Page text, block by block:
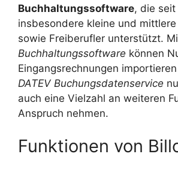
Buchhaltungssoftware, die
insbesondere kleine und
sowie Freiberufler unterstützt.
Buchhaltungssoftware können
Eingangsrechnungen
DATEV Buchungsdatenservice
auch eine Vielzahl an weiteren
Anspruch nehmen.
Funktionen von